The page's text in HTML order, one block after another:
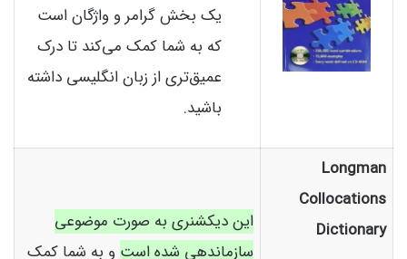
یک بخش گرامر و واژگان است
که به شما کمک می‌کند تا درک
عمیق‌تری از زبان انگلیسی داشته
باشید.
Longman
Collocations
Dictionary
این دیکشنری به صورت موضوعی
سازماندهی شده است و به شما کمک